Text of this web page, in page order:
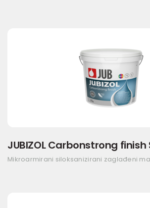
JUBIZOL Carbonstrong finish
Mikroarmirani siloksanizirani zaglađeni